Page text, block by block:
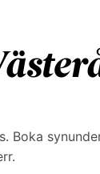
Boka